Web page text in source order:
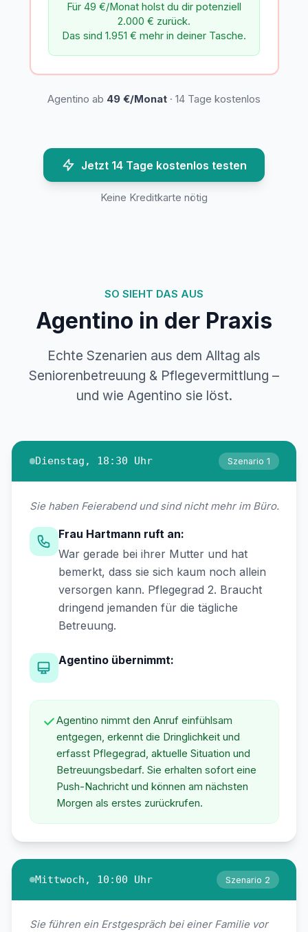
Für 49 €/Monat holst du dir potenziell
2.000 € zurück.
Das sind 1.951 € mehr in deiner Tasche.
Agentino ab 49 €/Monat · 14 Tage kostenlos
Jetzt 14 Tage kostenlos testen
Keine Kreditkarte nötig
SO SIEHT DAS AUS
Agentino in der Praxis
Echte Szenarien aus dem Alltag als
Seniorenbetreuung & Pflegevermittlung –
und wie Agentino sie löst.
Dienstag, 18:30 Uhr Szenario 1
Sie haben Feierabend und sind nicht mehr im Büro.
Frau Hartmann ruft an:
War gerade bei ihrer Mutter und hat
bemerkt, dass sie sich kaum noch allein
versorgen kann. Pflegegrad 2. Braucht
dringend jemanden für die tägliche
Betreuung.
Agentino übernimmt:
Agentino nimmt den Anruf einfühlsam
entgegen, erkennt die Dringlichkeit und
erfasst Pflegegrad, aktuelle Situation und
Betreuungsbedarf. Sie erhalten sofort eine
Push-Nachricht und können am nächsten
Morgen als erstes zurückrufen.
Mittwoch, 10:00 Uhr Szenario 2
Sie führen ein Erstgespräch bei einer Familie vor